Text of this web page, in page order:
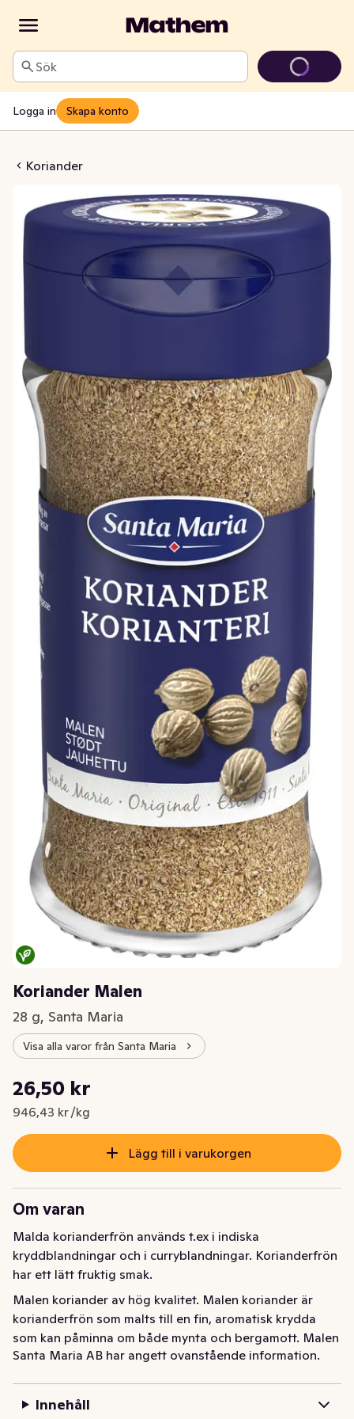
Sök
Logga in Skapa konto
Koriander
Malen
Koriander Malen
28 g, Santa Maria
Visa alla varor från Santa Maria
Nuvarande pris är: 26,50 kr
26,50 kr
946,43 kr /kg
Styckpris: 946,43 kr /kg
Lägg till i varukorgen
Om varan
Malda korianderfrön används t.ex i indiska
kryddblandningar och i curryblandningar. Korianderfrön
har ett lätt fruktig smak.
Malen koriander av hög kvalitet. Malen koriander är
korianderfrön som malts till en fin, aromatisk krydda
som kan påminna om både mynta och bergamott. Malen
koriander är vanligt i det indiska köket och är en
bra till asiatiska grytor och långkok, till exempel
Santa Maria AB har angett ovanstående information.
Innehåll